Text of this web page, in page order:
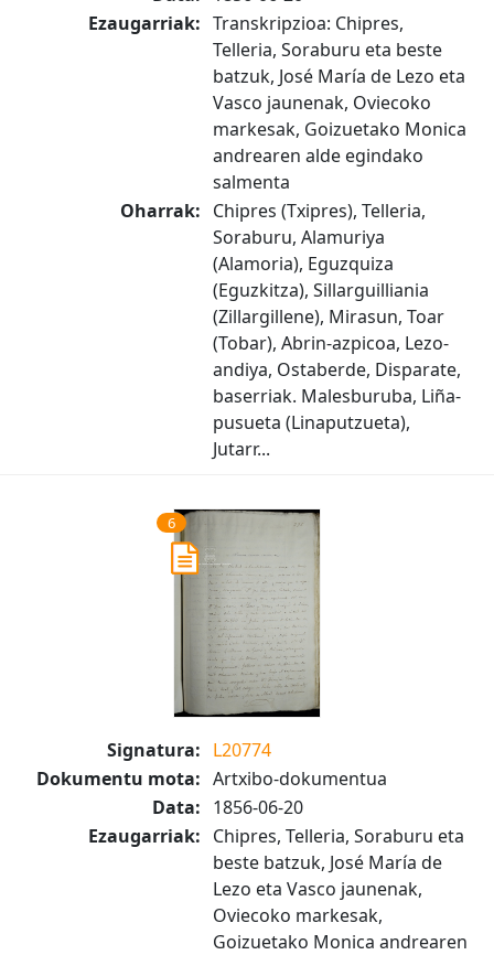
Ezaugarriak: Transkripzioa: Chipres,
Telleria, Soraburu eta beste
batzuk, José María de Lezo eta
Vasco jaunenak, Oviecoko
markesak, Goizuetako Monica
andrearen alde egindako
salmenta
Oharrak: Chipres (Txipres), Telleria,
Soraburu, Alamuriya
(Alamoria), Eguzquiza
(Eguzkitza), Sillarguilliania
(Zillargillene), Mirasun, Toar
(Tobar), Abrin-azpicoa, Lezo-
andiya, Ostaberde, Disparate,
baserriak. Malesburuba, Liña-
pusueta (Linaputzueta),
Jutarr...
6
Signatura: L20774
Dokumentu mota: Artxibo-dokumentua
Data: 1856-06-20
Ezaugarriak: Chipres, Telleria, Soraburu eta
beste batzuk, José María de
Lezo eta Vasco jaunenak,
Oviecoko markesak,
Goizuetako Monica andrearen